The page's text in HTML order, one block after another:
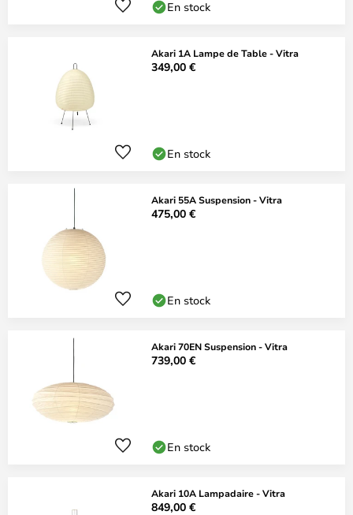
En stock
Akari 1A Lampe de Table - Vitra
349,00 €
En stock
Akari 55A Suspension - Vitra
475,00 €
En stock
Akari 70EN Suspension - Vitra
739,00 €
En stock
Akari 10A Lampadaire - Vitra
849,00 €